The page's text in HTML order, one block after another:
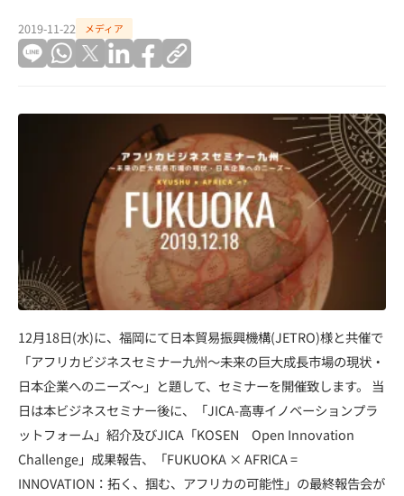
2019-11-22 メディア
12月18日(水)に、福岡にて日本貿易振興機構(JETRO)様と共催で
「アフリカビジネスセミナー九州～未来の巨大成長市場の現状・
日本企業へのニーズ～」と題して、セミナーを開催致します。 当
日は本ビジネスセミナー後に、「JICA-高専イノベーションプラ
ットフォーム」紹介及びJICA「KOSEN Open Innovation
Challenge」成果報告、「FUKUOKA × AFRICA =
INNOVATION：拓く、掴む、アフリカの可能性」の最終報告会が